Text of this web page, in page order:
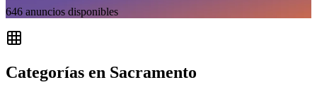
646 anuncios disponibles
Categorías en Sacramento